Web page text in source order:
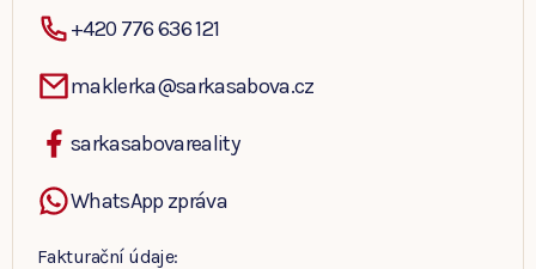
+420 776 636 121
maklerka@sarkasabova.cz
sarkasabovareality
WhatsApp zpráva
Fakturační údaje: